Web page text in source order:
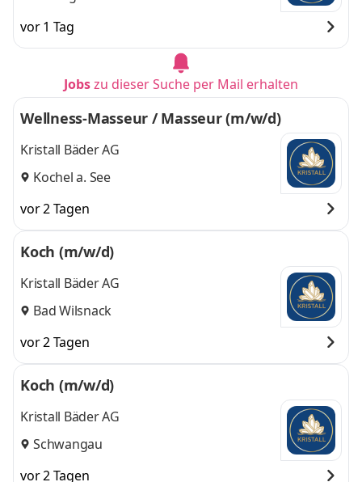
vor 1 Tag
Jobszu dieser Suche per Mail erhalten
Wellness-Masseur / Masseur (m/w/d)
Kristall Bäder AG
Kochel a. See
vor 2 Tagen
Koch (m/w/d)
Kristall Bäder AG
Bad Wilsnack
vor 2 Tagen
Koch (m/w/d)
Kristall Bäder AG
Schwangau
vor 2 Tagen